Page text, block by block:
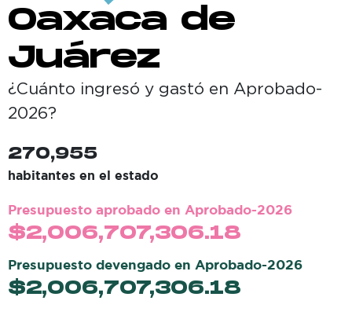
Oaxaca de
Juárez
¿Cuánto ingresó y gastó en Aprobado-
2026?
270,955
habitantes en el estado
Presupuesto aprobado en Aprobado-2026
$2,006,707,306.18
Presupuesto devengado en Aprobado-2026
$2,006,707,306.18